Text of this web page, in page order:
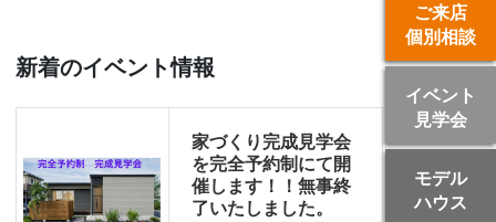
新着のイベント情報
家づくり完成見学会
を完全予約制にて開
催します！！無事終
了いたしました。
ご来店
個別相談
イベント
見学会
モデル
ハウス